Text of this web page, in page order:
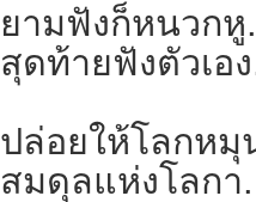
ยามฟังก็หนวกหู
สุดท้ายฟังตัวเอ
ปล่อยให้โลกหมุ
สมดุลแห่งโลกา